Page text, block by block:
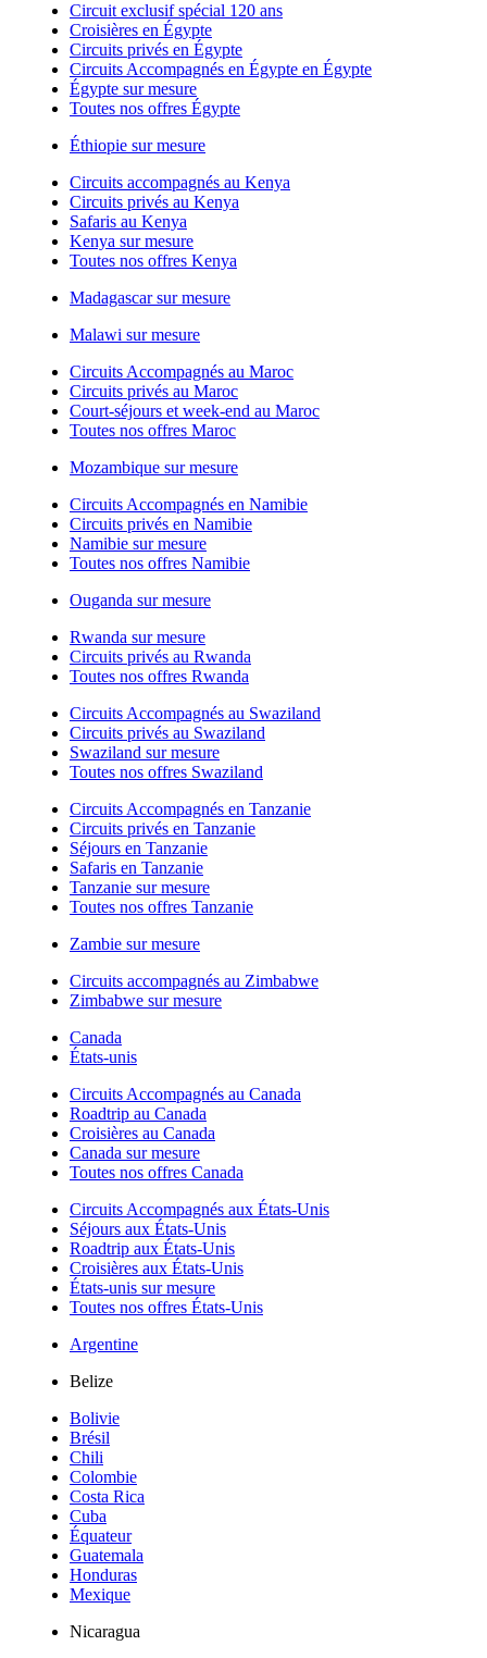
Circuit exclusif spécial 120 ans
Croisières en Égypte
Circuits privés en Égypte
Circuits Accompagnés en Égypte en Égypte
Égypte sur mesure
Toutes nos offres Égypte
Éthiopie sur mesure
Circuits accompagnés au Kenya
Circuits privés au Kenya
Safaris au Kenya
Kenya sur mesure
Toutes nos offres Kenya
Madagascar sur mesure
Malawi sur mesure
Circuits Accompagnés au Maroc
Circuits privés au Maroc
Court-séjours et week-end au Maroc
Toutes nos offres Maroc
Mozambique sur mesure
Circuits Accompagnés en Namibie
Circuits privés en Namibie
Namibie sur mesure
Toutes nos offres Namibie
Ouganda sur mesure
Rwanda sur mesure
Circuits privés au Rwanda
Toutes nos offres Rwanda
Circuits Accompagnés au Swaziland
Circuits privés au Swaziland
Swaziland sur mesure
Toutes nos offres Swaziland
Circuits Accompagnés en Tanzanie
Circuits privés en Tanzanie
Séjours en Tanzanie
Safaris en Tanzanie
Tanzanie sur mesure
Toutes nos offres Tanzanie
Zambie sur mesure
Circuits accompagnés au Zimbabwe
Zimbabwe sur mesure
Canada
États-unis
Circuits Accompagnés au Canada
Roadtrip au Canada
Croisières au Canada
Canada sur mesure
Toutes nos offres Canada
Circuits Accompagnés aux États-Unis
Séjours aux États-Unis
Roadtrip aux États-Unis
Croisières aux États-Unis
États-unis sur mesure
Toutes nos offres États-Unis
Argentine
Belize
Bolivie
Brésil
Chili
Colombie
Costa Rica
Cuba
Équateur
Guatemala
Honduras
Mexique
Nicaragua